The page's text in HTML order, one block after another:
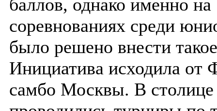
баллов, однако именно на
соревнованиях среди
было решено внести
Инициатива исходила от
самбо Москвы. В